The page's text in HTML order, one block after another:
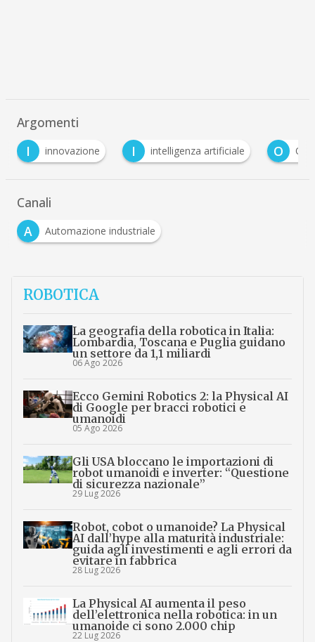
Argomenti
innovazione I intelligenza artificiale O Omron
Canali
A
Automazione industriale
ROBOTICA
La geografia della robotica in Italia:
Lombardia, Toscana e Puglia guidano
un settore da 1,1 miliardi
06 Ago 2026
Ecco Gemini Robotics 2: la Physical AI
di Google per bracci robotici e
umanoidi
05 Ago 2026
Gli USA bloccano le importazioni di
robot umanoidi e inverter: “Questione
di sicurezza nazionale”
29 Lug 2026
Robot, cobot o umanoide? La Physical
AI dall’hype alla maturità industriale:
guida agli investimenti e agli errori da
evitare in fabbrica
28 Lug 2026
La Physical AI aumenta il peso
dell’elettronica nella robotica: in un
umanoide ci sono 2.000 chip
22 Lug 2026